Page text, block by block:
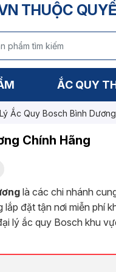
THUỘC
ẮC QUY
Ắc Quy Bosch Bình
Chính Hãng
là các chi nhánh
đặt tận nơi miễn phí
lý ắc quy Bosch khu